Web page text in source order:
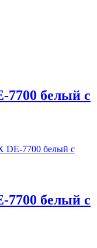
7700 белый с
7700 белый с